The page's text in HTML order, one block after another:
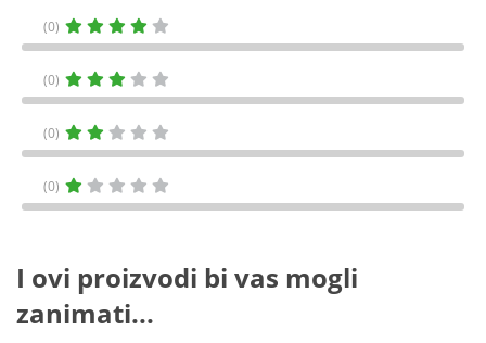
(0)
(0)
(0)
(0)
I ovi proizvodi bi vas mogli
zanimati...